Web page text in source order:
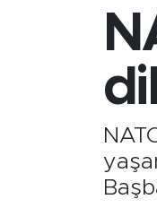
Ekonomi
Gündem
Antalya
Antalya
Süper Lig
Tüm
Son Dakika